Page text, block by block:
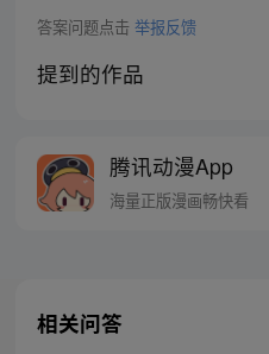
答案问题点击 举报反馈
提到的作品
腾讯动漫App
海量正版漫画畅快看
相关问答